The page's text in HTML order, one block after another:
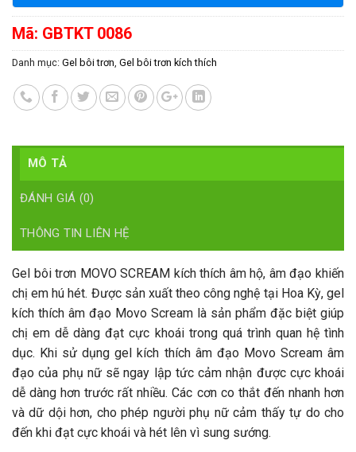
Mã: GBTKT 0086
Danh mục: Gel bôi trơn Gel bôi trơn kích thích
MÔ TẢ
ĐÁNH GIÁ (0)
THÔNG TIN LIÊN HỆ
Gel bôi trơn MOVO SCREAM kích thích âm hộ, âm đạo khiến
chị em hú hét. Được sản xuất theo công nghệ tại Hoa Kỳ, gel
kích thích âm đạo Movo Scream là sản phẩm đặc biệt giúp
chị em dễ dàng đạt cực khoái trong quá trình quan hệ tình
dục. Khi sử dụng gel kích thích âm đạo Movo Scream âm
đạo của phụ nữ sẽ ngay lập tức cảm nhận được cực khoái
dễ dàng hơn trước rất nhiều. Các cơn co thắt đến nhanh hơn
và dữ dội hơn, cho phép người phụ nữ cảm thấy tự do cho
đến khi đạt cực khoái và hét lên vì sung sướng.